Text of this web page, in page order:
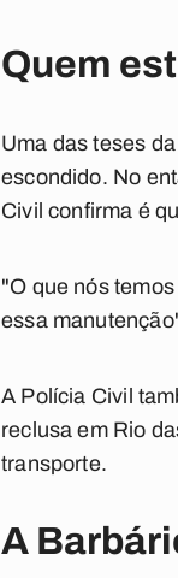
Quem
Uma das teses
escondido. No
Civil confirma é
"O que nós
essa
A Polícia Civil
reclusa em Rio
transporte.
A